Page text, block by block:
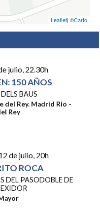
Leaflet| ©Carto
julio, 22.30h
150 AÑOS
BAUS
del Rey. Madrid Rio -
Rey
de julio, 20h
ROCA
DEL PASODOBLE DE